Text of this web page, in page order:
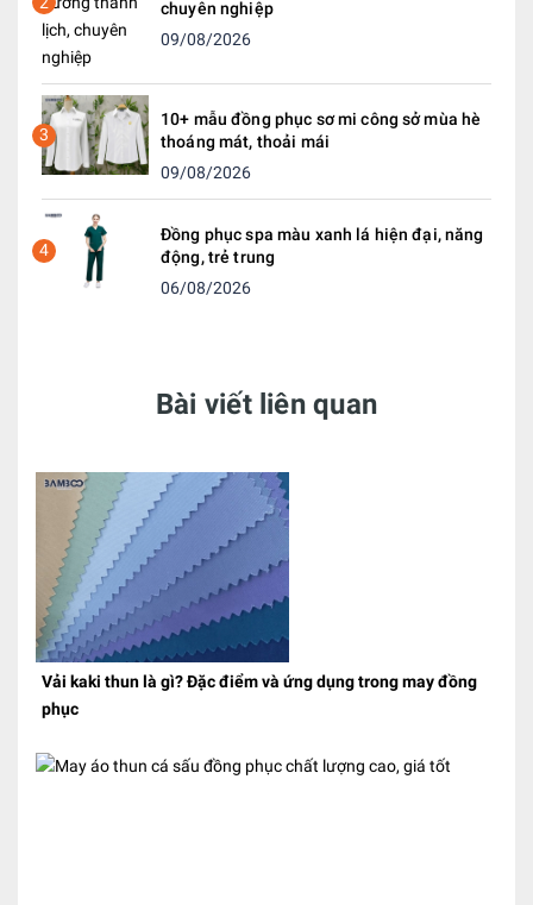
chuyên nghiệp
09/08/2026
3
10+ mẫu đồng phục sơ mi công sở mùa hè
thoáng mát, thoải mái
09/08/2026
4
Đồng phục spa màu xanh lá hiện đại, năng
động, trẻ trung
06/08/2026
Bài viết liên quan
Vải kaki thun là gì? Đặc điểm và ứng dụng trong may đồng
phục